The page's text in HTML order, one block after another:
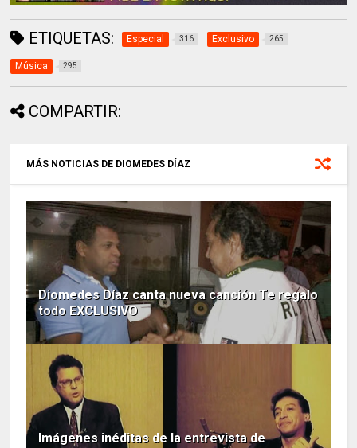
ETIQUETAS: Especial 316 Exclusivo 265
Música 295
COMPARTIR:
MÁS NOTICIAS DE DIOMEDES DÍAZ
Diomedes Díaz canta nueva canción Te regalo
todo EXCLUSIVO
Imágenes inéditas de la entrevista de